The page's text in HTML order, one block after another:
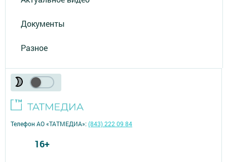
Документы
Разное
Телефон АО «ТАТМЕДИА»:(843) 222 09 84
16+